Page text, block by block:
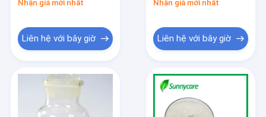
Nhận giá mới nhất
Liên hệ với bây giờ
Nhận giá mới nhất
Liên hệ với bây giờ